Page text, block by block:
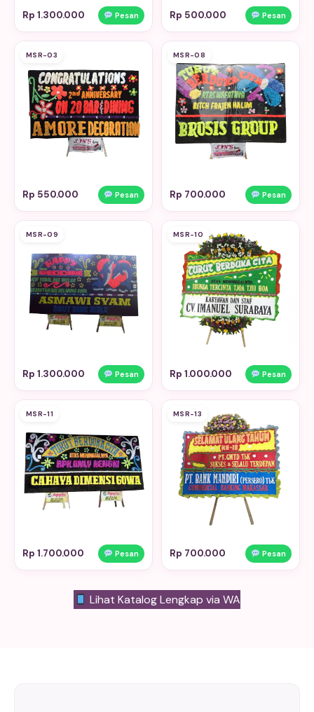
Rp 1.300.000 Pesan Rp 500.000 Pesan
MSR-03
Rp 550.000 Pesan
MSR-08
Rp 700.000 Pesan
MSR-09
Rp 1.300.000 Pesan
MSR-10
Rp 1.000.000 Pesan
MSR-11
Rp 1.700.000 Pesan
MSR-13
Rp 700.000 Pesan
Lihat Katalog Lengkap via WA